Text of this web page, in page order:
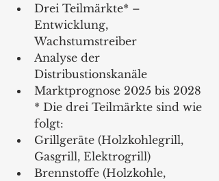
Drei Teilmärkte* –
Entwicklung,
Wachstumstreiber
Analyse der
Distribustionskanäle
Marktprognose 2025 bis 2028
* Die drei Teilmärkte sind wie
folgt:
Grillgeräte (Holzkohlegrill,
Gasgrill, Elektrogrill)
Brennstoffe (Holzkohle,